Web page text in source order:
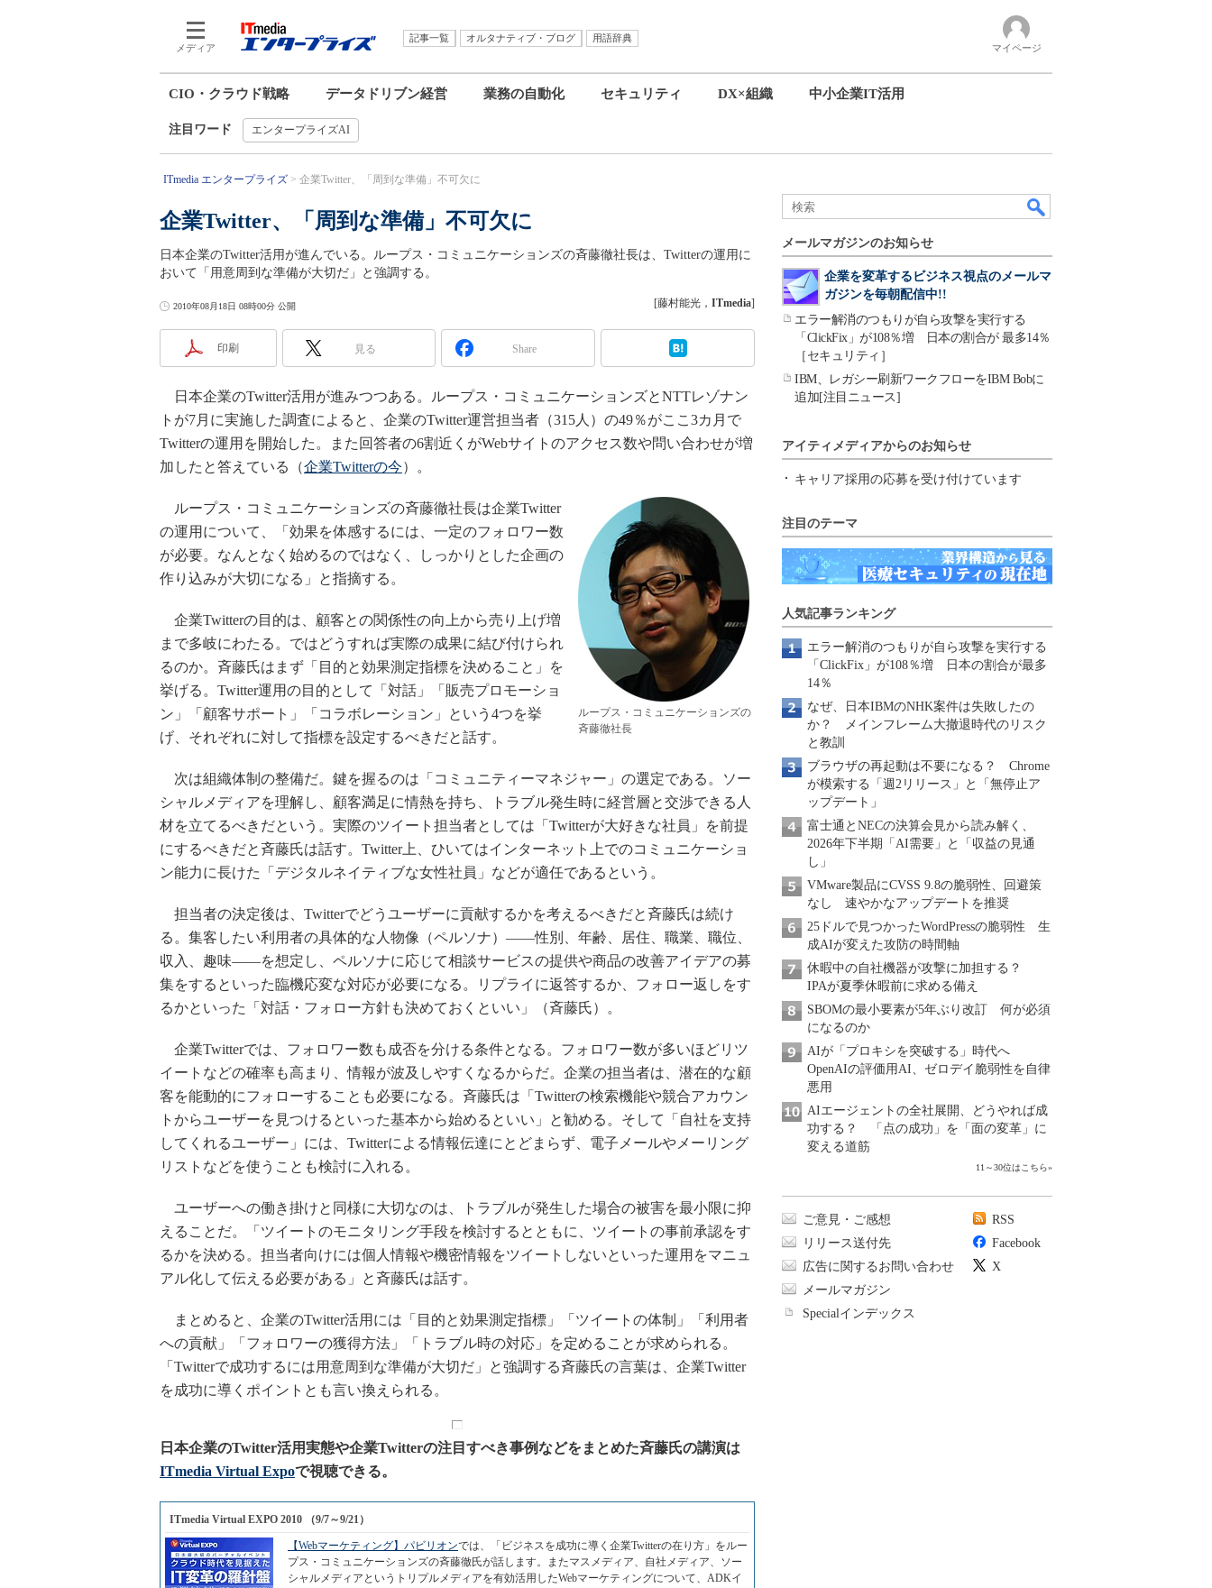
メディア
記事一覧 オルタナティブ・ブログ
用語辞典
マイページ
CIO・クラウド戦略 データドリブン経営 業務の自動化 セキュリティ DX×組織 中小企業IT活用
注目ワード エンタープライズAI
ITmedia エンタープライズ 企業Twitter、「周到な準備」不可欠に
企業Twitter、「周到な準備」不可欠に
日本企業のTwitter活用が進んでいる。ループス・コミュニケーションズの斉藤徹社長は、Twitterの運用に
おいて「用意周到な準備が大切だ」と強調する。
2010年08月18日 08時00分 公開 [藤村能光， ITmedia]
印刷 見る Share
日本企業のTwitter活用が進みつつある。ループス・コミュニケーションズとNTTレゾナン
トが7月に実施した調査によると、企業のTwitter運営担当者（315人）の49％がここ3カ月で
Twitterの運用を開始した。また回答者の6割近くがWebサイトのアクセス数や問い合わせが増
加したと答えている（企業Twitterの今）。
ループス・コミュニケーションズの
斉藤徹社長
ループス・コミュニケーションズの斉藤徹社長は企業Twitter
の運用について、「効果を体感するには、一定のフォロワー数
が必要。なんとなく始めるのではなく、しっかりとした企画の
作り込みが大切になる」と指摘する。
企業Twitterの目的は、顧客との関係性の向上から売り上げ増
まで多岐にわたる。ではどうすれば実際の成果に結び付けられ
るのか。斉藤氏はまず「目的と効果測定指標を決めること」を
挙げる。Twitter運用の目的として「対話」「販売プロモーショ
ン」「顧客サポート」「コラボレーション」という4つを挙
げ、それぞれに対して指標を設定するべきだと話す。
次は組織体制の整備だ。鍵を握るのは「コミュニティーマネジャー」の選定である。ソー
シャルメディアを理解し、顧客満足に情熱を持ち、トラブル発生時に経営層と交渉できる人
材を立てるべきだという。実際のツイート担当者としては「Twitterが大好きな社員」を前提
にするべきだと斉藤氏は話す。Twitter上、ひいてはインターネット上でのコミュニケーショ
ン能力に長けた「デジタルネイティブな女性社員」などが適任であるという。
担当者の決定後は、Twitterでどうユーザーに貢献するかを考えるべきだと斉藤氏は続け
る。集客したい利用者の具体的な人物像（ペルソナ）――性別、年齢、居住、職業、職位、
収入、趣味――を想定し、ペルソナに応じて相談サービスの提供や商品の改善アイデアの募
集をするといった臨機応変な対応が必要になる。リプライに返答するか、フォロー返しをす
るかといった「対話・フォロー方針も決めておくといい」（斉藤氏）。
企業Twitterでは、フォロワー数も成否を分ける条件となる。フォロワー数が多いほどリツ
イートなどの確率も高まり、情報が波及しやすくなるからだ。企業の担当者は、潜在的な顧
客を能動的にフォローすることも必要になる。斉藤氏は「Twitterの検索機能や競合アカウン
トからユーザーを見つけるといった基本から始めるといい」と勧める。そして「自社を支持
してくれるユーザー」には、Twitterによる情報伝達にとどまらず、電子メールやメーリング
リストなどを使うことも検討に入れる。
ユーザーへの働き掛けと同様に大切なのは、トラブルが発生した場合の被害を最小限に抑
えることだ。「ツイートのモニタリング手段を検討するとともに、ツイートの事前承認をす
るかを決める。担当者向けには個人情報や機密情報をツイートしないといった運用をマニュ
アル化して伝える必要がある」と斉藤氏は話す。
まとめると、企業のTwitter活用には「目的と効果測定指標」「ツイートの体制」「利用者
への貢献」「フォロワーの獲得方法」「トラブル時の対応」を定めることが求められる。
「Twitterで成功するには用意周到な準備が大切だ」と強調する斉藤氏の言葉は、企業Twitter
を成功に導くポイントとも言い換えられる。
日本企業のTwitter活用実態や企業Twitterの注目すべき事例などをまとめた斉藤氏の講演は
ITmedia Virtual Expoで視聴できる。
ITmedia Virtual EXPO 2010 （9/7～9/21）
【Webマーケティング】パビリオンでは、「ビジネスを成功に導く企業Twitterの在り方」をルー
プス・コミュニケーションズの斉藤徹氏が話します。またマスメディア、自社メディア、ソー
シャルメディアというトリプルメディアを有効活用したWebマーケティングについて、ADKイ
メールマガジンのお知らせ
企業を変革するビジネス視点のメールマ
ガジンを毎朝配信中!!
エラー解消のつもりが自ら攻撃を実行する
「ClickFix」が108％増 日本の割合が 最多14％
［セキュリティ］
IBM、レガシー刷新ワークフローをIBM Bobに
追加[注目ニュース]
アイティメディアからのお知らせ
キャリア採用の応募を受け付けています
注目のテーマ
人気記事ランキング
エラー解消のつもりが自ら攻撃を実行する
「ClickFix」が108％増 日本の割合が最多
14％
なぜ、日本IBMのNHK案件は失敗したの
か？ メインフレーム大撤退時代のリスク
と教訓
ブラウザの再起動は不要になる？ Chrome
が模索する「週2リリース」と「無停止ア
ップデート」
富士通とNECの決算会見から読み解く、
2026年下半期「AI需要」と「収益の見通
し」
VMware製品にCVSS 9.8の脆弱性、回避策
なし 速やかなアップデートを推奨
25ドルで見つかったWordPressの脆弱性 生
成AIが変えた攻防の時間軸
休暇中の自社機器が攻撃に加担する？
IPAが夏季休暇前に求める備え
SBOMの最小要素が5年ぶり改訂 何が必須
になるのか
AIが「プロキシを突破する」時代へ
OpenAIの評価用AI、ゼロデイ脆弱性を自律
悪用
AIエージェントの全社展開、どうやれば成
功する？ 「点の成功」を「面の変革」に
変える道筋
11～30位はこちら»
ご意見・ご感想
リリース送付先
広告に関するお問い合わせ
メールマガジン
Specialインデックス
RSS
Facebook
X